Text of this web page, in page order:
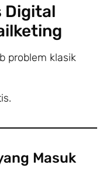
Digital
problem klasik
Masuk